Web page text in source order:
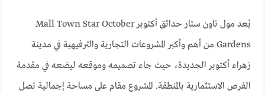
يُعد مول تاون ستار حدائق أكتوبر Mall Town Star October
Gardens من أهم وأكبر المشروعات التجارية والترفيهية في مدينة
زهراء أكتوبر الجديدة، حيث جاء تصميمه وموقعه ليضعه في مقدمة
الفرص الاستثمارية بالمنطقة. المشروع مقام على مساحة إجمالية تصل